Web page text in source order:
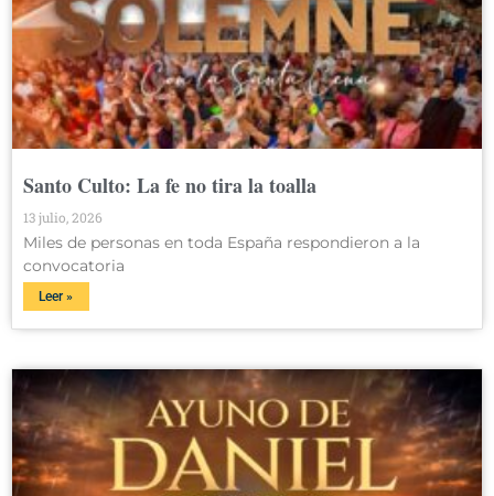
Santo Culto: La fe no tira la toalla
13 julio, 2026
Miles de personas en toda España respondieron a la
convocatoria
Leer »